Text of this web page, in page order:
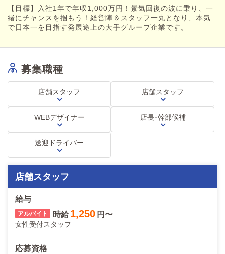
※詳細はお問い合わせください。
【目標】入社1年で年収1,000万円！景気回復の波に乗り、一
緒にチャンスを掴もう！経営陣＆スタッフ一丸となり、本気
で日本一を目指す発展途上の大手グループ企業です。
募集職種
店舗スタッフ 店舗スタッフ
WEBデザイナー 店長･幹部候補
送迎ドライバー
店舗スタッフ
給与
時給 1,250 円〜
女性受付スタッフ
応募資格